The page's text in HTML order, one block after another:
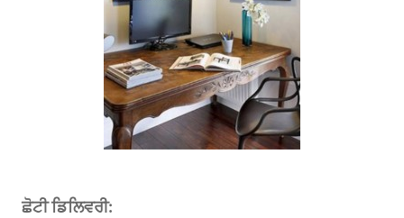
ਛੋਟੀ ਡਿਲਿਵਰੀ: